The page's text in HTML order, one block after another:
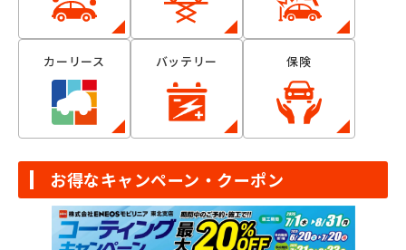
カーリース バッテリー 保険
お得なキャンペーン・クーポン